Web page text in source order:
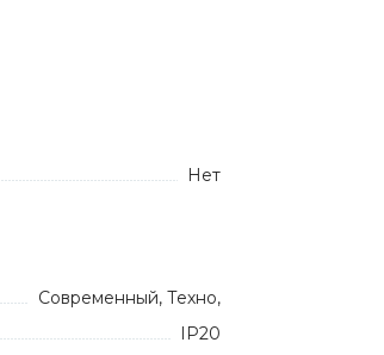
Нет
Современный, Техно,
IP20